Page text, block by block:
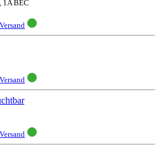
1A BEC
Versand
Versand
Versand